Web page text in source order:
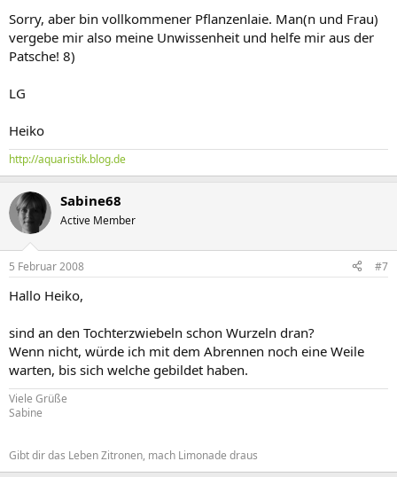
Sorry, aber bin vollkommener Pflanzenlaie. Man(n und Frau)
vergebe mir also meine Unwissenheit und helfe mir aus der
Patsche! 8)
LG
Heiko
http://aquaristik.blog.de
Sabine68
Active Member
5 Februar 2008 #7
Hallo Heiko,
sind an den Tochterzwiebeln schon Wurzeln dran?
Wenn nicht, würde ich mit dem Abrennen noch eine Weile
warten, bis sich welche gebildet haben.
Viele Grüße
Sabine
Gibt dir das Leben Zitronen, mach Limonade draus